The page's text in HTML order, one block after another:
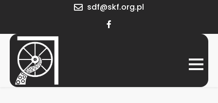
sdf@skf.org.pl
Śląskie Dni
Konwent